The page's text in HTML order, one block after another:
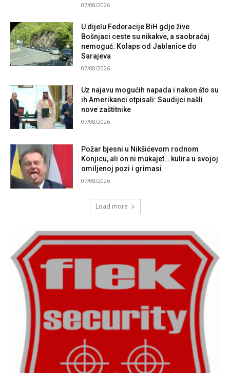
07/08/2026
U dijelu Federacije BiH gdje žive
Bošnjaci ceste su nikakve, a saobraćaj
nemoguć: Kolaps od Jablanice do
Sarajeva
07/08/2026
Uz najavu mogućih napada i nakon što su
ih Amerikanci otpisali: Saudijci našli
nove zaštitnike
07/08/2026
Požar bjesni u Nikšićevom rodnom
Konjicu, ali on ni mukajet… kulira u svojoj
omiljenoj pozi i grimasi
07/08/2026
Load more